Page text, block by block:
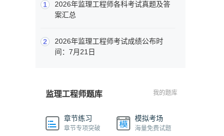
1
2026年监理工程师各科考试真题及答
案汇总
2
2026年监理工程师考试成绩公布时
间：7月21日
监理工程师题库 我的题库
章节练习
章节专项突破
模拟考场
海量免费试题